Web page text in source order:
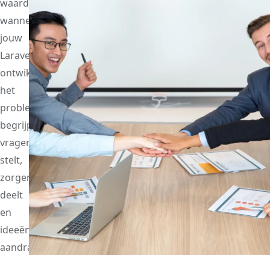
waardevoller
wanneer
jouw
Laravel-
ontwikkelaar
het
probleem
begrijpt,
vragen
stelt,
zorgen
deelt
en
ideeën
aandraagt.